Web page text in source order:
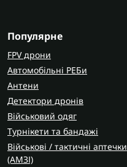
Популярне
FPV дрони
Автомобільні РЕБи
Антени
Детектори дронів
Військовий одяг
Турнікети та бандажі
Військові / тактичні аптечки
(AMЗІ)